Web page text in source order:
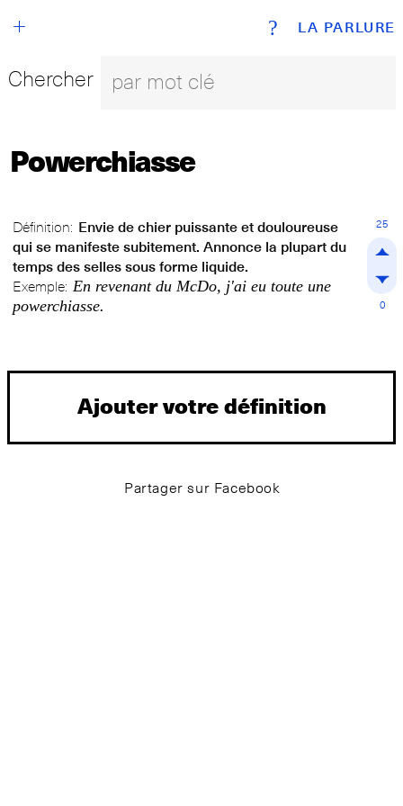
LA PARLURE
+ ?
Chercher
Powerchiasse
Définition: Envie de chier puissante et douloureuse
qui se manifeste subitement. Annonce la plupart du
temps des selles sous forme liquide.
Exemple: En revenant du McDo, j'ai eu toute une
powerchiasse.
25
0
Ajouter votre définition
Partager sur Facebook